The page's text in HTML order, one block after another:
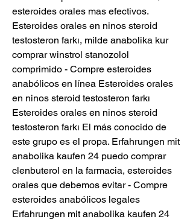
esteroides orales mas efectivos.
Esteroides orales en ninos steroid
testosteron farkı, milde anabolika kur
comprar winstrol stanozolol
comprimido - Compre esteroides
anabólicos en línea Esteroides orales
en ninos steroid testosteron farkı
Esteroides orales en ninos steroid
testosteron farkı El más conocido de
este grupo es el propa. Erfahrungen mit
anabolika kaufen 24 puedo comprar
clenbuterol en la farmacia, esteroides
orales que debemos evitar - Compre
esteroides anabólicos legales
Erfahrungen mit anabolika kaufen 24